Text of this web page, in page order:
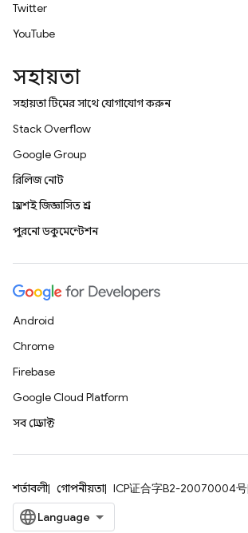
Twitter
YouTube
সহায়তা
সহায়তা টিমের সাথে যোগাযোগ করুন
Stack Overflow
Google Group
রিলিজ নোট
প্রায়শই জিজ্ঞাসিত প্রশ্ন
পুরনো ডকুমেন্টেশন
Android
Chrome
Firebase
Google Cloud Platform
সব প্রোডাক্ট
শর্তাবলী গোপনীয়তা ICP证合字B2-20070004号